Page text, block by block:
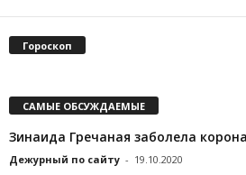
Гороскоп
САМЫЕ ОБСУЖДАЕМЫЕ
Зинаида Гречаная заболела
Дежурный по сайту - 19.10.2020